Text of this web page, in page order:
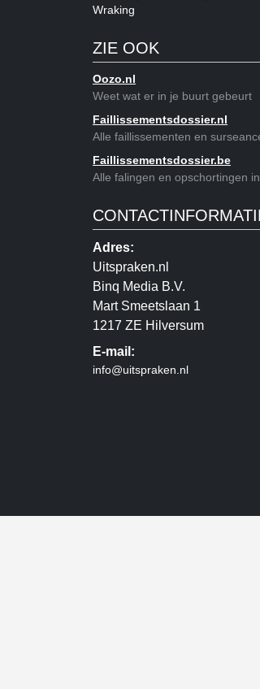
Wraking
ZIE OOK
Oozo.nl
Weet wat er in je buurt gebeurt
Faillissementsdossier.nl
Alle faillissementen en
Faillissementsdossier.be
Alle falingen en opschortingen
Adres:
Uitspraken.nl
Binq Media B.V.
Mart Smeetslaan 1
1217 ZE Hilversum
E-mail:
info@uitspraken.nl